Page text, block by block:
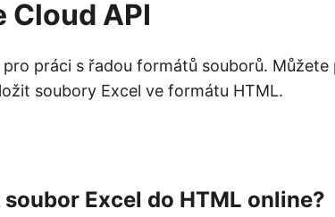
Cloud API
pro práci s řadou formátů souborů.
soubory Excel ve formátu HTML.
Excel do HTML online?